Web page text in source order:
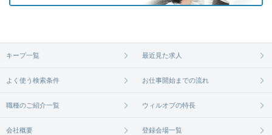
キープ一覧 最近見た求人
よく使う検索条件 お仕事開始までの流れ
職種のご紹介一覧 ウィルオブの特長
会社概要 登録会場一覧